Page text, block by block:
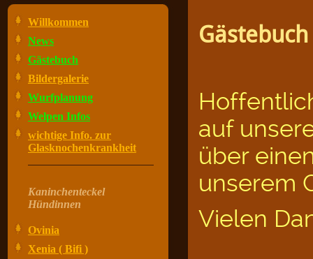
Willkommen
News
Gästebuch
Bildergalerie
Wurfplanung
Welpen Infos
wichtige Info. zur
Glasknochenkrankheit
Kaninchenteckel
Hündinnen
Ovinia
Xenia ( Bifi )
Gästebuch
auf
über
unserem
Vielen